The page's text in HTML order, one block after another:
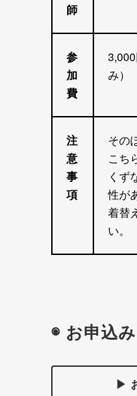
師
参
加
費
み）
注
意
事
項
その
こち
くず
性が
着替
い。
◉ お申込
▶